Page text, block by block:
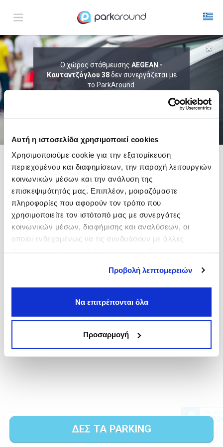
Αυτή η ιστοσελίδα χρησιμοποιεί cookies
Χρησιμοποιούμε cookie για την εξατομίκευση
περιεχομένου και διαφημίσεων, την παροχή λειτουργιών
κοινωνικών μέσων και την ανάλυση της
επισκεψιμότητάς μας. Επιπλέον, μοιραζόμαστε
πληροφορίες που αφορούν τον τρόπο που
χρησιμοποιείτε τον ιστότοπό μας με συνεργάτες
κοινωνικών μέσων, διαφήμισης και αναλύσεων, οι
οποίοι ενδεχομένως να τις συνδυάσουν με άλλες
Προβολή λεπτομερειών
Να επιτρέπονται όλα
Προσαρμογή
Ο χώρος στάθμευσης AEGEAN -
Καυταντζόγλου 38δεν συνεργάζεται με
το ParkAround.
ΤΟ PARKAROUND ΕΠΕΚΤΕΙΝΕΙ ΣΥΝΕΧΩΣ
Δες τώρα τα parking στο χάρτη και σύγκρινετιμή
καιαπόσταση
ΔΕΣ ΤΑ PARKING
ΑΠΟΤΕΛΕΣΜΑΤΑ ΓΙΑ:
ΑΦΙΞΗ Σαβ 08 Αυγ 05:15 ΔΙΑΡΚΕΙΑ 1